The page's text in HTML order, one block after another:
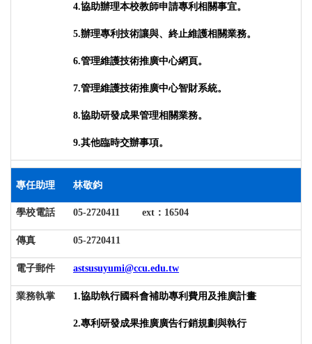
4.協助辦理本校教師申請專利相關事宜。
5.辦理專利技術讓與、終止維護相關業務。
6.管理維護技術推廣中心網頁。
7.管理維護技術推廣中心智財系統。
8.協助研發成果管理相關業務。
9.其他臨時交辦事項。
專任助理 林敬鈞
學校電話 05-2720411 ext ： 16504
傳真 05-2720411
電子郵件 astsusuyumi@ccu.edu.tw
業務執掌 1.協助執行國科會補助專利費用及推廣計畫
2.專利研發成果推廣廣告行銷規劃與執行